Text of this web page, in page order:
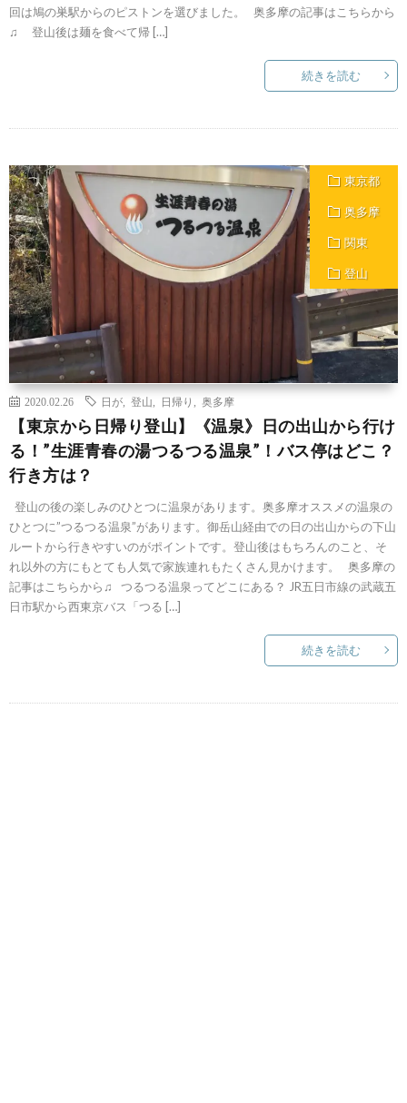
回は鳩の巣駅からのピストンを選びました。 奥多摩の記事はこちらから
♫ 登山後は麺を食べて帰 […]
続きを読む
東京都
奥多摩
関東
登山
2020.02.26 日が 登山 日帰り 奥多摩
【東京から日帰り登山】《温泉》日の出山から行け
る！”生涯青春の湯つるつる温泉”！バス停はどこ？
行き方は？
登山の後の楽しみのひとつに温泉があります。奥多摩オススメの温泉の
ひとつに”つるつる温泉”があります。御岳山経由での日の出山からの下山
ルートから行きやすいのがポイントです。登山後はもちろんのこと、そ
れ以外の方にもとても人気で家族連れもたくさん見かけます。 奥多摩の
記事はこちらから♫ つるつる温泉ってどこにある？ JR五日市線の武蔵五
日市駅から西東京バス「つる […]
続きを読む